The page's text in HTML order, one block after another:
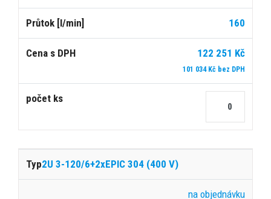
160
122 251 Kč
101 034 Kč bez DPH
2U 3-120/6+2xEPIC 304 (400 V)
na objednávku